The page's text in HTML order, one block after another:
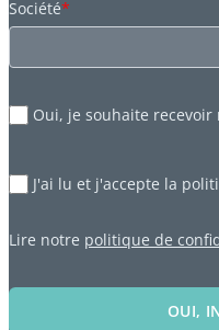
Société*
Oui, je souhaite recevoir
J'ai lu et j'accepte la
Lire notre politique de
OUI,